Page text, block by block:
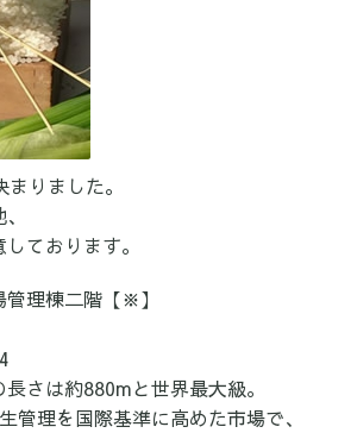
りました。
ております。
理棟二階【※】
さは約880mと世界最大級。
管理を国際基準に高めた市場で、